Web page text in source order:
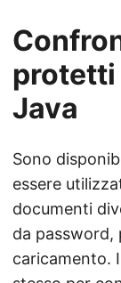
protetti
Java
Sono
essere
documenti
da password,
caricamento.